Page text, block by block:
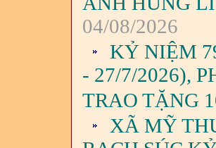
04/08/2026
KỶ NIỆM
- 27/7/2026),
TRAO TẶNG
XÃ MỸ